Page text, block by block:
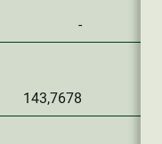
-
143,7678